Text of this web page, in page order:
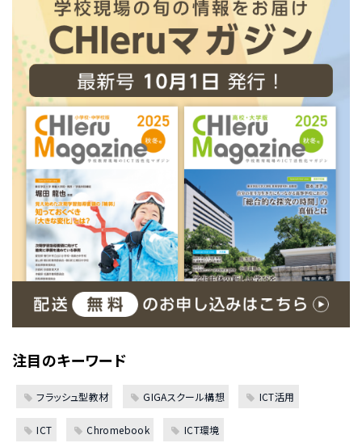
注目のキーワード
フラッシュ型教材 GIGAスクール構想 ICT活用
ICT Chromebook ICT環境